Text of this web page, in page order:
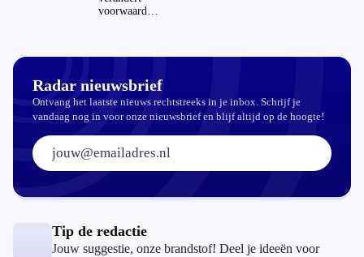
hypotheek?
voorwaarden
Radar nieuwsbrief
Ontvang het laatste nieuws rechtstreeks in je inbox. Schrijf je
vandaag nog in voor onze nieuwsbrief en blijf altijd op de hoogte!
E-mailadres:
Tip de redactie
Jouw suggestie, onze brandstof! Deel je ideeën voor